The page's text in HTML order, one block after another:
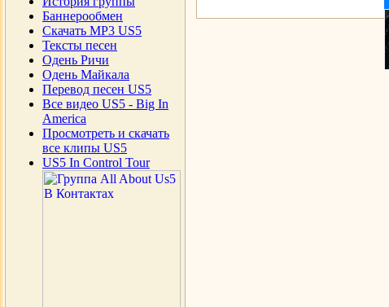
Баннерообмен
Скачать MP3 US5
Тексты песен
Одень Ричи
Одень Майкала
Перевод песен US5
Все видео US5 - Big In
America
Просмотреть и скачать
все клипы US5
US5 In Control Tour